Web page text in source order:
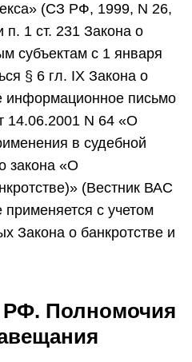
(СЗ РФ, 1999, N 26,
п. 1 ст. 231 Закона о
субъектам с 1 января
§ 6 гл. IX Закона о
информационное письмо
N 64 «О
в судебной
закона «О
(Вестник ВАС
с учетом
Закона о банкротстве и
РФ. Полномочия